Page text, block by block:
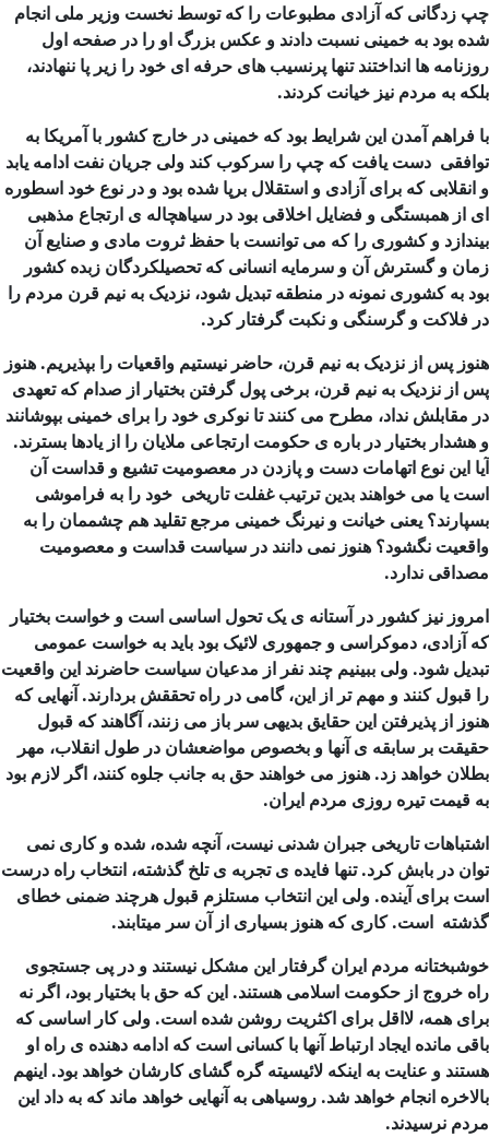
چپ زدگانی که آزادی مطبوعات را که توسط نخست وزیر ملی انجام
شده بود به خمینی نسبت دادند و عکس بزرگ او را در صفحه اول
روزنامه ها انداختند تنها پرنسیب های حرفه ای خود را زیر پا ننهادند،
بلکه به مردم نیز خیانت کردند.
با فراهم آمدن این شرایط بود که خمینی در خارج کشور با آمریکا به
توافقی دست یافت که چپ را سرکوب کند ولی جریان نفت ادامه یابد
و انقلابی که برای آزادی و استقلال برپا شده بود و در نوع خود اسطوره
ای از همبستگی و فضایل اخلاقی بود در سیاهچاله ی ارتجاع مذهبی
بیندازد و کشوری را که می توانست با حفظ ثروت مادی و صنایع آن
زمان و گسترش آن و سرمایه انسانی که تحصیلکردگان زبده کشور
بود به کشوری نمونه در منطقه تبدیل شود، نزدیک به نیم قرن مردم را
در فلاکت و گرسنگی و نکبت گرفتار کرد.
هنوز پس از نزدیک به نیم قرن، حاضر نیستیم واقعیات را بپذیریم. هنوز
پس از نزدیک به نیم قرن، برخی پول گرفتن بختیار از صدام که تعهدی
در مقابلش نداد، مطرح می کنند تا نوکری خود را برای خمینی بپوشانند
و هشدار بختیار در باره ی حکومت ارتجاعی ملایان را از یادها بسترند.
آیا این نوع اتهامات دست و پازدن در معصومیت تشیع و قداست آن
است یا می خواهند بدین ترتیب غفلت تاریخی خود را به فراموشی
بسپارند؟ یعنی خیانت و نیرنگ خمینی مرجع تقلید هم چشممان را به
واقعیت نگشود؟ هنوز نمی دانند در سیاست قداست و معصومیت
مصداقی ندارد.
امروز نیز کشور در آستانه ی یک تحول اساسی است و خواست بختیار
که آزادی، دموکراسی و جمهوری لائیک بود باید به خواست عمومی
تبدیل شود. ولی ببینیم چند نفر از مدعیان سیاست حاضرند این واقعیت
را قبول کنند و مهم تر از این، گامی در راه تحققش بردارند. آنهایی که
هنوز از پذیرفتن این حقایق بدیهی سر باز می زنند، آگاهند که قبول
حقیقت بر سابقه ی آنها و بخصوص مواضعشان در طول انقلاب، مهر
بطلان خواهد زد. هنوز می خواهند حق به جانب جلوه کنند، اگر لازم بود
به قیمت تیره روزی مردم ایران.
اشتباهات تاریخی جبران شدنی نیست، آنچه شده، شده و کاری نمی
توان در بابش کرد. تنها فایده ی تجربه ی تلخ گذشته، انتخاب راه درست
است برای آینده. ولی این انتخاب مستلزم قبول هرچند ضمنی خطای
گذشته است. کاری که هنوز بسیاری از آن سر میتابند.
خوشبختانه مردم ایران گرفتار این مشکل نیستند و در پی جستجوی
راه خروج از حکومت اسلامی هستند. این که حق با بختیار بود، اگر نه
برای همه، لااقل برای اکثریت روشن شده است. ولی کار اساسی که
باقی مانده ایجاد ارتباط آنها با کسانی است که ادامه دهنده ی راه او
هستند و عنایت به اینکه لائیسیته گره گشای کارشان خواهد بود. اینهم
بالاخره انجام خواهد شد. روسیاهی به آنهایی خواهد ماند که به داد این
مردم نرسیدند.